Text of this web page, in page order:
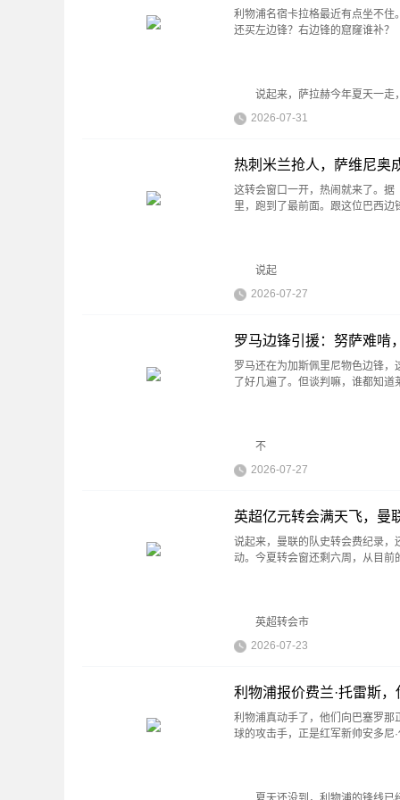
利物浦名宿卡拉格最近有点坐不
还买左边锋？右边锋的窟窿谁补？
说起来，萨拉赫今年夏天一走
2026-07-31
热刺米兰抢人，萨维尼奥
这转会窗口一开，热闹就来了。
里，跑到了最前面。跟这位巴西
说起
2026-07-27
罗马边锋引援：努萨难啃
罗马还在为加斯佩里尼物色边锋
了好几遍了。但谈判嘛，谁都知
不
2026-07-27
英超亿元转会满天飞，曼
说起来，曼联的队史转会费纪录，
动。今夏转会窗还剩六周，从目
英超转会市
2026-07-23
利物浦报价费兰·托雷斯
利物浦真动手了，他们向巴塞罗那
球的攻击手，正是红军新帅安多尼